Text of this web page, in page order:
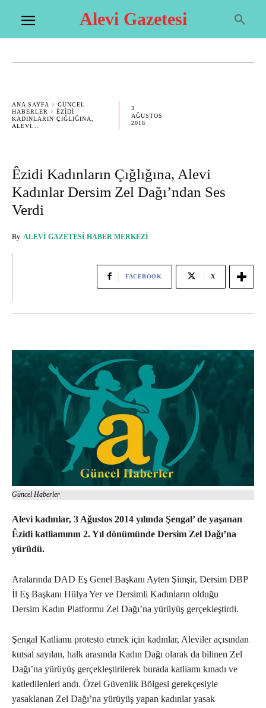
Alevi Gazetesi
ANA SAYFA
GÜNCEL
HABERLER
ÊZIDI
KADINLARIN ÇIĞLIĞINA,
ALEVI...
3
AĞUSTOS
2016
Êzidi Kadınların Çığlığına, Alevi
Kadınlar Dersim Zel Dağı’ndan Ses
Verdi
By ALEVI GAZETESI HABER MERKEZI
FACEBOOK X
Güncel Haberler
Alevi kadınlar, 3 Ağustos 2014 yılında Şengal’ de yaşanan
Êzidi katliamının 2. Yıl dönümünde Dersim Zel Dağı’na
yürüdü.
Aralarında DAD Eş Genel Başkanı Ayten Şimşir, Dersim DBP
İl Eş Başkanı Hülya Yer ve Dersimli Kadınların olduğu
Dersim Kadın Platformu Zel Dağı’na yürüyüş gerçekleştirdi.
Şengal Katliamı protesto etmek için kadınlar, Aleviler açısından
kutsal sayılan, halk arasında Kadın Dağı olarak da bilinen Zel
Dağı’na yürüyüş gerçekleştirilerek burada katliamı kınadı ve
katledilenleri andı. Özel Güvenlik Bölgesi gerekçesiyle
yasaklanan Zel Dağı’na yürüyüş yapan kadınlar yasak